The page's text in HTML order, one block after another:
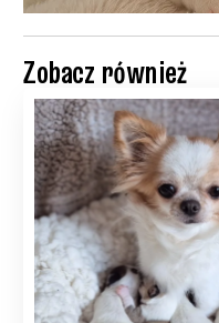
Zobacz również